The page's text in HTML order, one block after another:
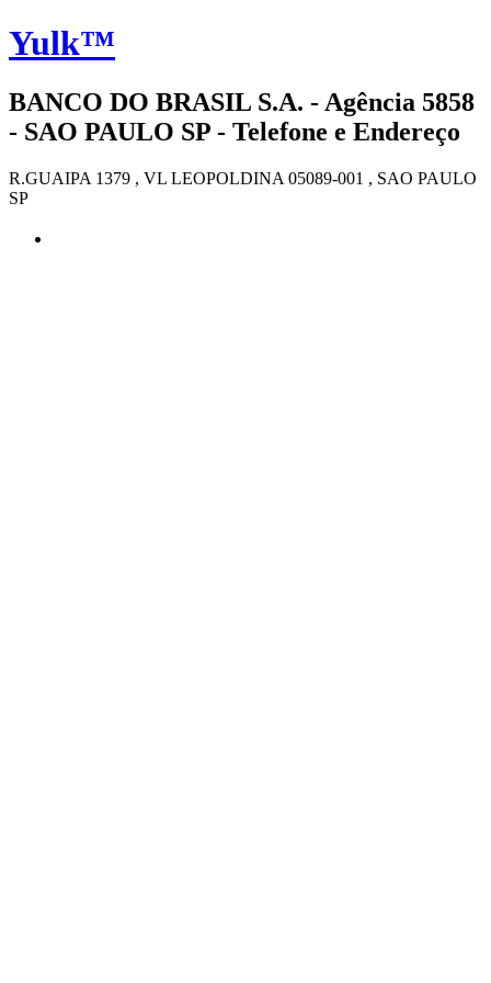
Yulk™
BANCO DO BRASIL S.A. - Agência 5858
- SAO PAULO SP - Telefone e Endereço
R.GUAIPA 1379 , VL LEOPOLDINA 05089-001 , SAO PAULO
SP